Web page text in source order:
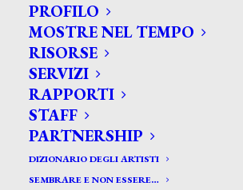
PROFILO
MOSTRE NEL TEMPO
RISORSE
SERVIZI
RAPPORTI
STAFF
PARTNERSHIP
DIZIONARIO DEGLI ARTISTI
SEMBRARE E NON ESSERE…
CERCA TRA GLI ARTISTI:
Search
for: